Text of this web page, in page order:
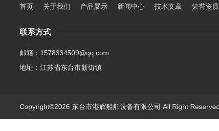
首页 关于我们 产品展示 新闻中心 技术文章 荣誉资质
联系方式
邮箱：1578334509@qq.com
地址：江苏省东台市新街镇
Copyright©2026 东台市港辉船舶设备有限公司 All Right